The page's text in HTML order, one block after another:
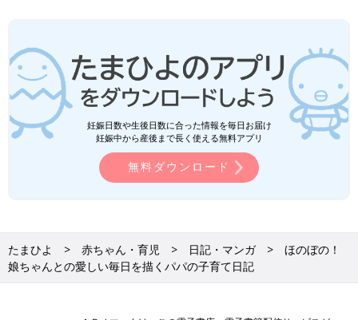
妊娠日数や生後日数に合った情報を毎日お届け
妊娠中から産後まで長く使える無料アプリ
無料ダウンロード
たまひよ 赤ちゃん・育児 日記・マンガ
ほのぼの！
娘ちゃんとの愛しい毎日を描くパパの子育て日記